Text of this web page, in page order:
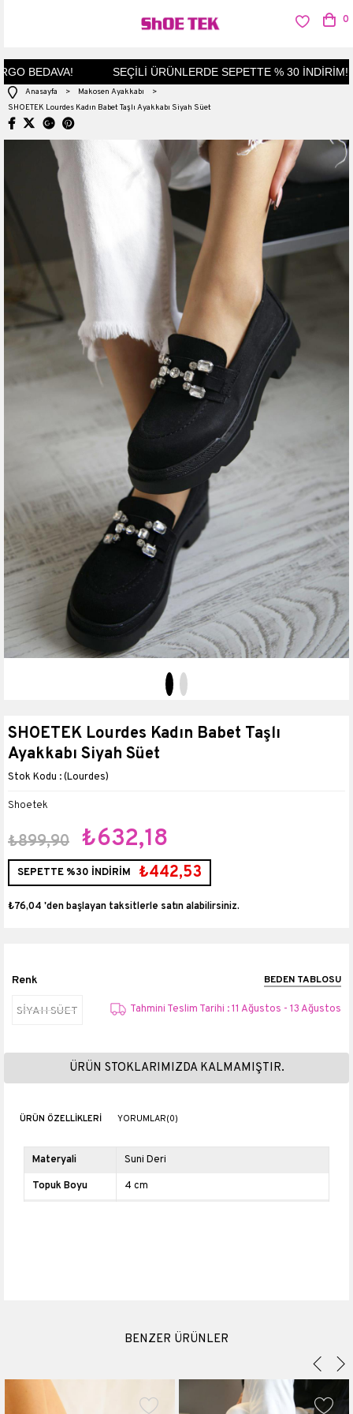
BEDAVA! SEÇİLİ ÜRÜNLERDE SEPETTE % 30 İNDİRİM!
0
Anasayfa > Makosen Ayakkabı
>
SHOETEK Lourdes Kadın Babet Taşlı Ayakkabı Siyah Süet
SHOETEK Lourdes Kadın Babet Taşlı
Ayakkabı Siyah Süet
(Lourdes)
Shoetek
₺899,90 ₺632,18
SEPETTE %30 İNDİRİM ₺442,53
₺76,04 'den başlayan taksitlerle
Renk BEDEN TABLOSU
SİYAH SÜET Tahmini Teslim Tarihi : 11 Ağustos - 13 Ağustos
ÜRÜN STOKLARIMIZDA KALMAMIŞTIR.
ÜRÜN ÖZELLIKLERI YORUMLAR(0)
Materyali Suni Deri
Topuk Boyu 4 cm
BENZER ÜRÜNLER